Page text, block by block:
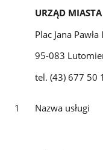
URZĄD
Plac Jana Pawła
95-083
tel. (43) 677 50
1 Nazwa usługi